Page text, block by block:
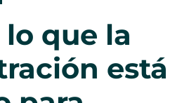
que la
está